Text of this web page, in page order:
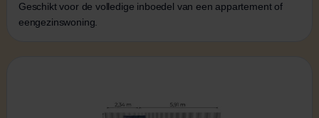
Geschikt voor de volledige inboedel van een appartement of
eengezinswoning.